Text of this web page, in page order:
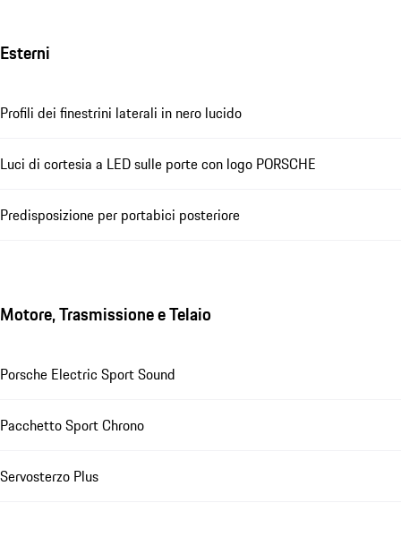
Esterni
Profili dei finestrini laterali in nero lucido
Luci di cortesia a LED sulle porte con logo PORSCHE
Predisposizione per portabici posteriore
Motore, Trasmissione e Telaio
Porsche Electric Sport Sound
Pacchetto Sport Chrono
Servosterzo Plus